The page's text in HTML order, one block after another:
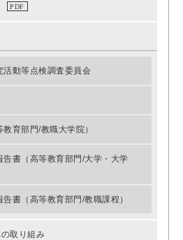
活動等点検調査委員会
育部門/教職大学院）
告書（高等教育部門/大学・大学
書（高等教育部門/教職課程）
取り組み